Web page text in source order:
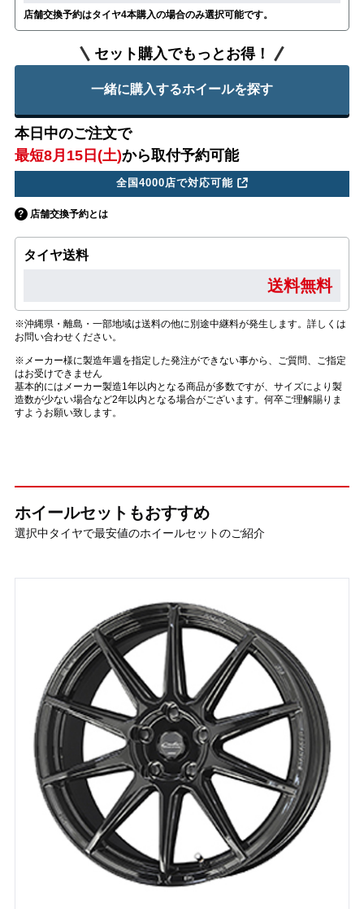
店舗交換予約はタイヤ4本購入の場合のみ選択可能です。
セット購入でもっとお得！
一緒に購入するホイールを探す
本日中のご注文で
最短8月15日(土)から取付予約可能
全国4000店で対応可能
店舗交換予約とは
タイヤ送料
送料無料
※沖縄県・離島・一部地域は送料の他に別途中継料が発生します。詳しくは
お問い合わせください。
※メーカー様に製造年週を指定した発注ができない事から、ご質問、ご指定
はお受けできません
基本的にはメーカー製造1年以内となる商品が多数ですが、サイズにより製
造数が少ない場合など2年以内となる場合がございます。何卒ご理解賜りま
すようお願い致します。
ホイールセットもおすすめ
選択中タイヤで最安値のホイールセットのご紹介